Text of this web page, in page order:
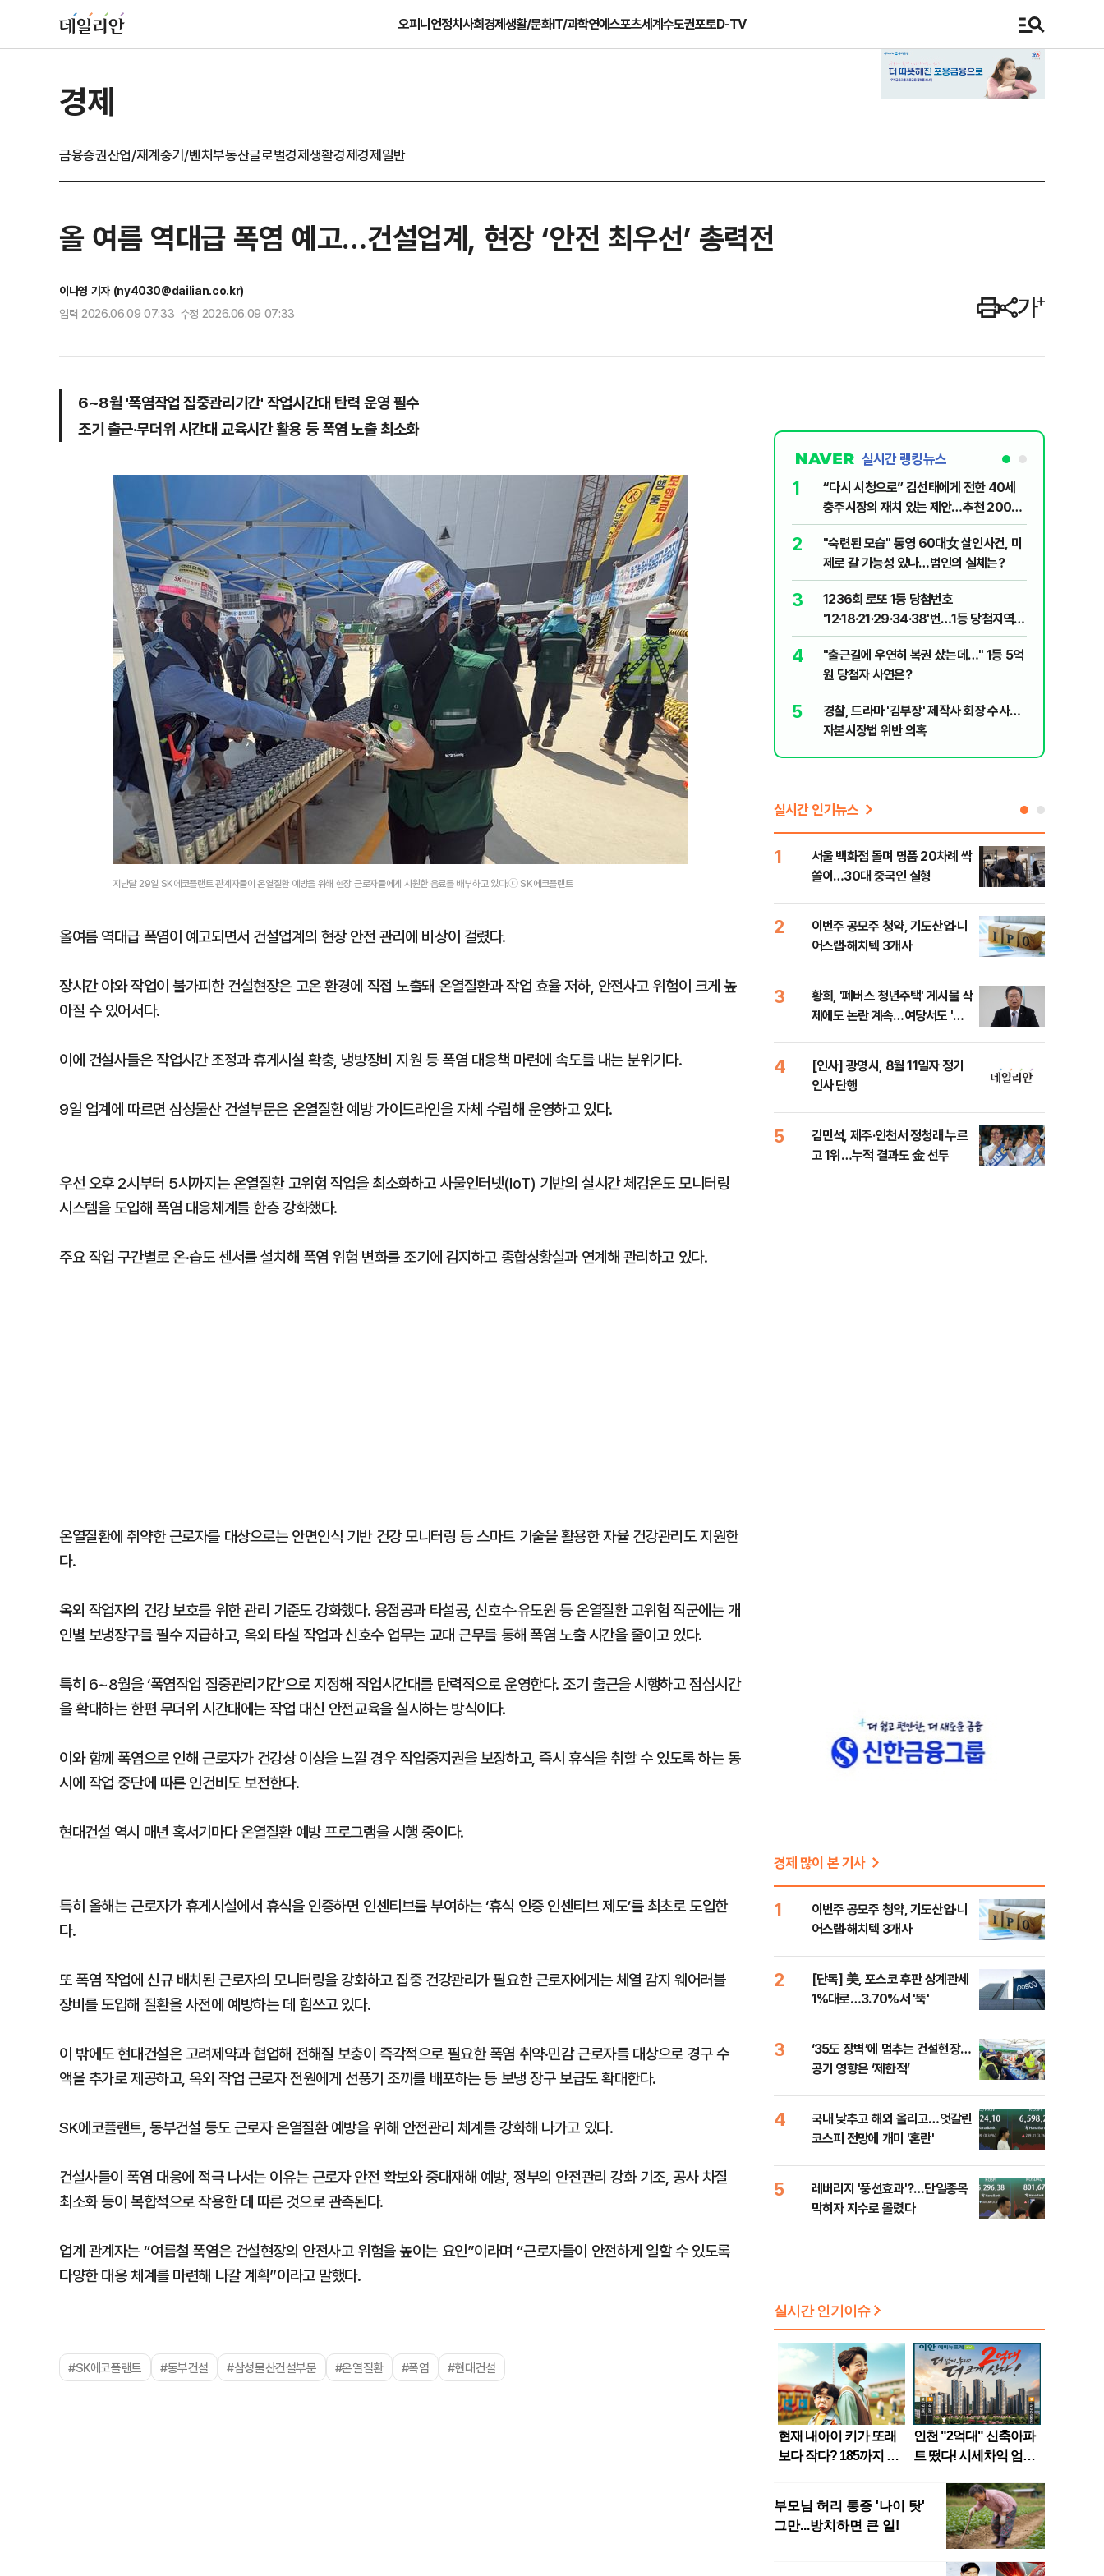
오피니언정치사회경제생활/문화IT/과학연예스포츠세계수도권포토D-TV
경제
금융증권산업/재계중기/벤처부동산글로벌경제생활경제경제일반
올 여름 역대급 폭염 예고…건설업계, 현장 ‘안전 최우선’ 총력전
이나영 기자 (ny4030@dailian.co.kr)
입력 2026.06.09 07:33 수정 2026.06.09 07:33
6~8월 '폭염작업 집중관리기간' 작업시간대 탄력 운영 필수
조기 출근·무더위 시간대 교육시간 활용 등 폭염 노출 최소화
지난달 29일 SK에코플랜트 관계자들이 온열질환 예방을 위해 현장 근로자들에게 시원한 음료를 배부하고 있다.ⓒ SK에코플랜트
올여름 역대급 폭염이 예고되면서 건설업계의 현장 안전 관리에 비상이 걸렸다.
장시간 야와 작업이 불가피한 건설현장은 고온 환경에 직접 노출돼 온열질환과 작업 효율 저하, 안전사고 위험이 크게 높
아질 수 있어서다.
이에 건설사들은 작업시간 조정과 휴게시설 확충, 냉방장비 지원 등 폭염 대응책 마련에 속도를 내는 분위기다.
9일 업계에 따르면 삼성물산 건설부문은 온열질환 예방 가이드라인을 자체 수립해 운영하고 있다.
우선 오후 2시부터 5시까지는 온열질환 고위험 작업을 최소화하고 사물인터넷(IoT) 기반의 실시간 체감온도 모니터링
시스템을 도입해 폭염 대응체계를 한층 강화했다.
주요 작업 구간별로 온·습도 센서를 설치해 폭염 위험 변화를 조기에 감지하고 종합상황실과 연계해 관리하고 있다.
온열질환에 취약한 근로자를 대상으로는 안면인식 기반 건강 모니터링 등 스마트 기술을 활용한 자율 건강관리도 지원한
다.
옥외 작업자의 건강 보호를 위한 관리 기준도 강화했다. 용접공과 타설공, 신호수·유도원 등 온열질환 고위험 직군에는 개
인별 보냉장구를 필수 지급하고, 옥외 타설 작업과 신호수 업무는 교대 근무를 통해 폭염 노출 시간을 줄이고 있다.
특히 6~8월을 ‘폭염작업 집중관리기간’으로 지정해 작업시간대를 탄력적으로 운영한다. 조기 출근을 시행하고 점심시간
을 확대하는 한편 무더위 시간대에는 작업 대신 안전교육을 실시하는 방식이다.
이와 함께 폭염으로 인해 근로자가 건강상 이상을 느낄 경우 작업중지권을 보장하고, 즉시 휴식을 취할 수 있도록 하는 동
시에 작업 중단에 따른 인건비도 보전한다.
현대건설 역시 매년 혹서기마다 온열질환 예방 프로그램을 시행 중이다.
특히 올해는 근로자가 휴게시설에서 휴식을 인증하면 인센티브를 부여하는 ‘휴식 인증 인센티브 제도’를 최초로 도입한
다.
또 폭염 작업에 신규 배치된 근로자의 모니터링을 강화하고 집중 건강관리가 필요한 근로자에게는 체열 감지 웨어러블
장비를 도입해 질환을 사전에 예방하는 데 힘쓰고 있다.
이 밖에도 현대건설은 고려제약과 협업해 전해질 보충이 즉각적으로 필요한 폭염 취약·민감 근로자를 대상으로 경구 수
액을 추가로 제공하고, 옥외 작업 근로자 전원에게 선풍기 조끼를 배포하는 등 보냉 장구 보급도 확대한다.
SK에코플랜트, 동부건설 등도 근로자 온열질환 예방을 위해 안전관리 체계를 강화해 나가고 있다.
건설사들이 폭염 대응에 적극 나서는 이유는 근로자 안전 확보와 중대재해 예방, 정부의 안전관리 강화 기조, 공사 차질
최소화 등이 복합적으로 작용한 데 따른 것으로 관측된다.
업계 관계자는 “여름철 폭염은 건설현장의 안전사고 위험을 높이는 요인”이라며 “근로자들이 안전하게 일할 수 있도록
다양한 대응 체계를 마련해 나갈 계획”이라고 말했다.
#SK에코플랜트 #동부건설 #삼성물산건설부문 #온열질환 #폭염 #현대건설
실시간 랭킹뉴스
1
“다시 시청으로” 김선태에게 전한 40세
충주시장의 재치 있는 제안…추천 2000
개
2
"숙련된 모습" 통영 60대女 살인사건, 미
제로 갈 가능성 있나…범인의 실체는?
3
1236회 로또 1등 당첨번호
'12·18·21·29·34·38'번…1등 당첨지역
어디?
4
"출근길에 우연히 복권 샀는데…" 1등 5억
원 당첨자 사연은?
5
경찰, 드라마 '김부장' 제작사 회장 수사…
자본시장법 위반 의혹
실시간 인기뉴스
1
서울 백화점 돌며 명품 20차례 싹
쓸이…30대 중국인 실형
2
이번주 공모주 청약, 기도산업·니
어스랩·해치텍 3개사
3
황희, '폐버스 청년주택' 게시물 삭
제에도 논란 계속…여당서도 '내
4
[인사] 광명시, 8월 11일자 정기
인사 단행
5
김민석, 제주·인천서 정청래 누르
고 1위…누적 결과도 金 선두
경제 많이 본 기사
1
이번주 공모주 청약, 기도산업·니
어스랩·해치텍 3개사
2
[단독] 美, 포스코 후판 상계관세
1%대로…3.70%서 '뚝'
3
‘35도 장벽’에 멈추는 건설현장…
공기 영향은 ‘제한적’
4
국내 낮추고 해외 올리고…엇갈린
코스피 전망에 개미 '혼란'
5
레버리지 '풍선효과'?…단일종목
막히자 지수로 몰렸다